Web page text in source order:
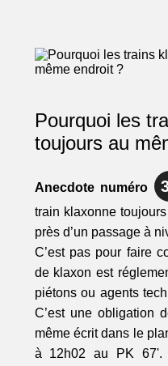
Pourquoi les
toujours au
Anecdote numéro
train klaxonne
près d’un passage à
C’est pas pour faire
de klaxon est
piétons ou agents
C’est une obligation
même écrit dans le
à 12h02 au PK 67'.